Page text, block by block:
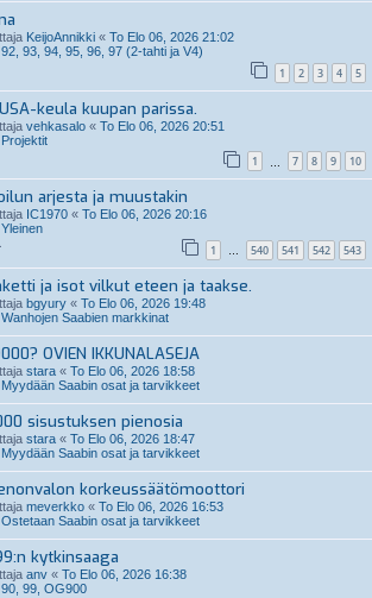
KeijoAnnikki « To Elo 06, 2026 21:02
92, 93, 94, 95, 96, 97 (2-tahti ja V4)
1 2 3 4 5
keula kuupan parissa.
vehkasalo « To Elo 06, 2026 20:51
Projektit
1 7 8 9 10
arjesta ja muustakin
IC1970 « To Elo 06, 2026 20:16
Yleinen
1 … 540 541 542 543
ja isot vilkut eteen ja taakse.
bgyury « To Elo 06, 2026 19:48
Wanhojen Saabien markkinat
OVIEN IKKUNALASEJA
stara « To Elo 06, 2026 18:58
Myydään Saabin osat ja tarvikkeet
sisustuksen pienosia
stara « To Elo 06, 2026 18:47
Myydään Saabin osat ja tarvikkeet
korkeussäätömoottori
meverkko « To Elo 06, 2026 16:53
Ostetaan Saabin osat ja tarvikkeet
kytkinsaaga
anv « To Elo 06, 2026 16:38
90, 99, OG900